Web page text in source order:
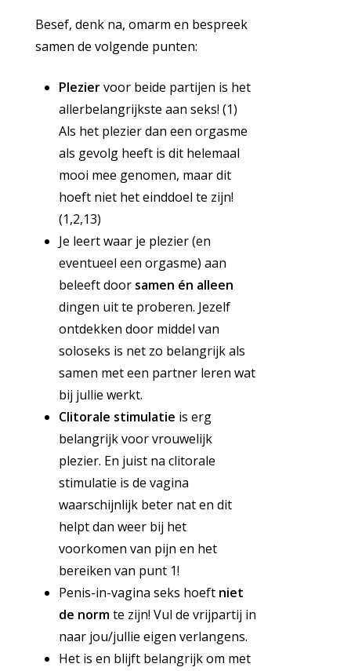
Besef, denk na, omarm en bespreek
samen de volgende punten:
Pleziervoor beide partijen is het
allerbelangrijkste aan seks! (1)
Als het plezier dan een orgasme
als gevolg heeft is dit helemaal
mooi mee genomen, maar dit
hoeft niet het einddoel te zijn!
(1,2,13)
Je leert waar je plezier (en
eventueel een orgasme) aan
beleeft door samen én alleen
dingen uit te proberen. Jezelf
ontdekken door middel van
soloseks is net zo belangrijk als
samen met een partner leren wat
bij jullie werkt.
Clitorale stimulatie is erg
belangrijk voor vrouwelijk
plezier. En juist na clitorale
stimulatie is de vagina
waarschijnlijk beter nat en dit
helpt dan weer bij het
voorkomen van pijn en het
bereiken van punt 1!
Penis-in-vagina seks hoeft niet
de normte zijn! Vul de vrijpartij in
naar jou/jullie eigen verlangens.
Het is en blijft belangrijk om met